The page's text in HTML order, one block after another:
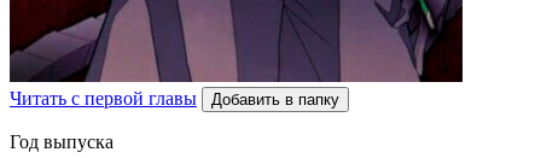
Читать с первой главы Добавить в папку
Год выпуска